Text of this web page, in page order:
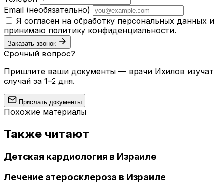
Email (необязательно)
Я согласен на обработку персональных данных и
принимаю политику конфиденциальности.
Заказать звонок
Срочный вопрос?
Пришлите ваши документы — врачи Ихилов изучат
случай за 1–2 дня.
Прислать документы
Похожие материалы
Также читают
Детская кардиология в Израиле
Лечение атеросклероза в Израиле